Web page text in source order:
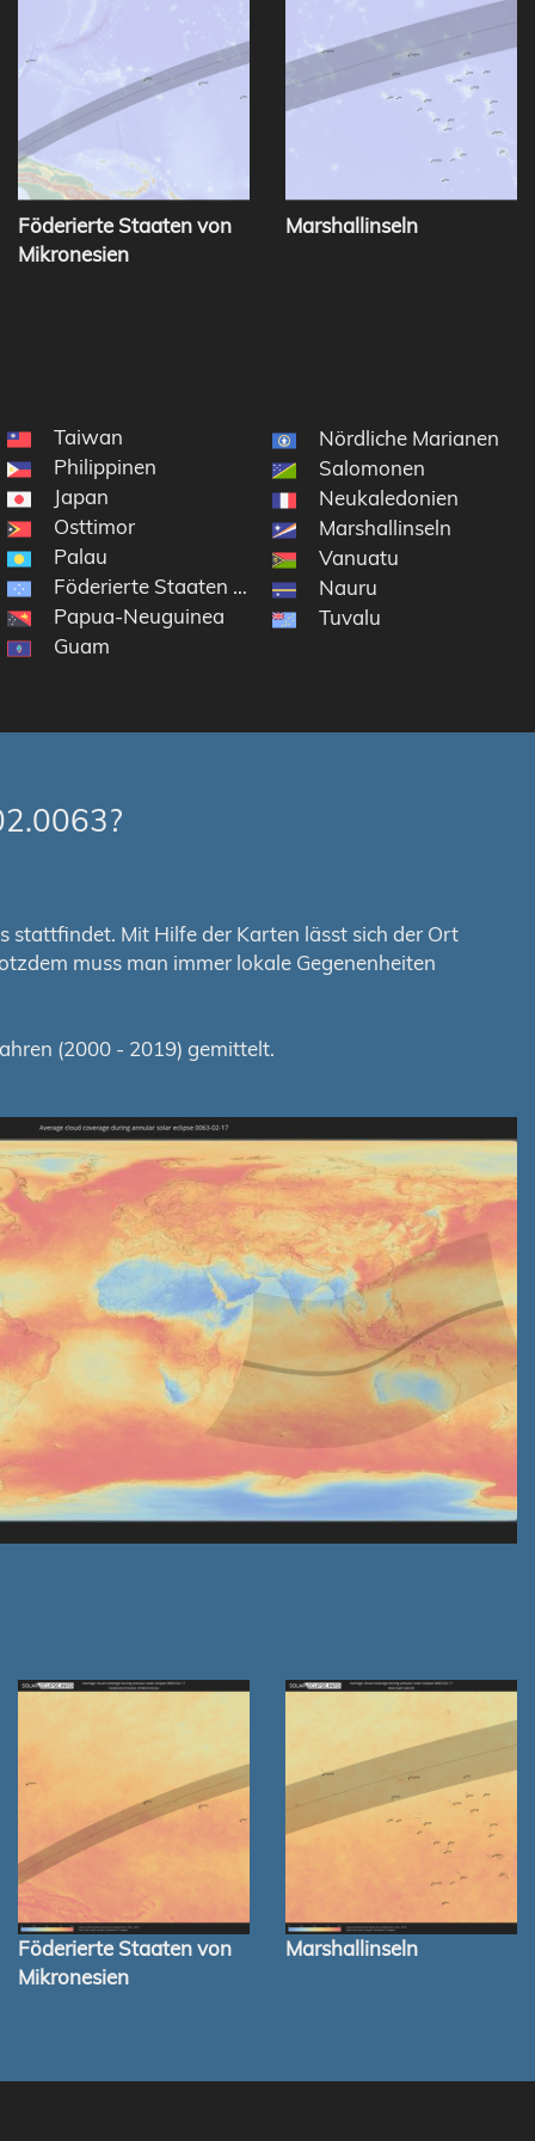
Föderierte Staaten von
Mikronesien
Marshallinseln
Taiwan
Philippinen
Japan
Osttimor
Palau
Föderierte Staaten von Mikronesien
Papua-Neuguinea
Guam
Nördliche Marianen
Salomonen
Neukaledonien
Marshallinseln
Vanuatu
Nauru
Tuvalu
stattfindet. Mit Hilfe der Karten lässt sich der Ort
muss man immer lokale Gegenenheiten
(2000 - 2019) gemittelt.
Föderierte Staaten von
Mikronesien
Marshallinseln